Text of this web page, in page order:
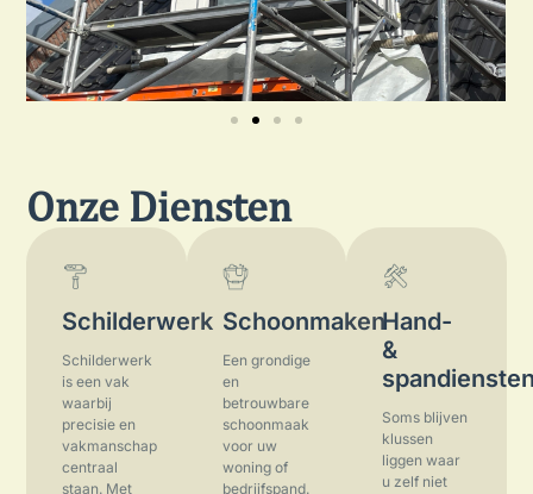
Onze Diensten
Schilderwerk
Schilderwerk
is een vak
waarbij
precisie en
vakmanschap
centraal
staan. Met
Schoonmaken
Een grondige
en
betrouwbare
schoonmaak
voor uw
woning of
bedrijfspand.
Hand-
&
Soms blijven
klussen
liggen waar
u zelf niet